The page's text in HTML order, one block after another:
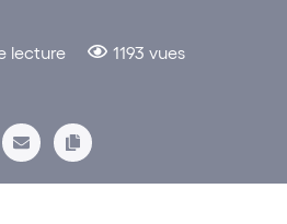
lecture 1193 vues